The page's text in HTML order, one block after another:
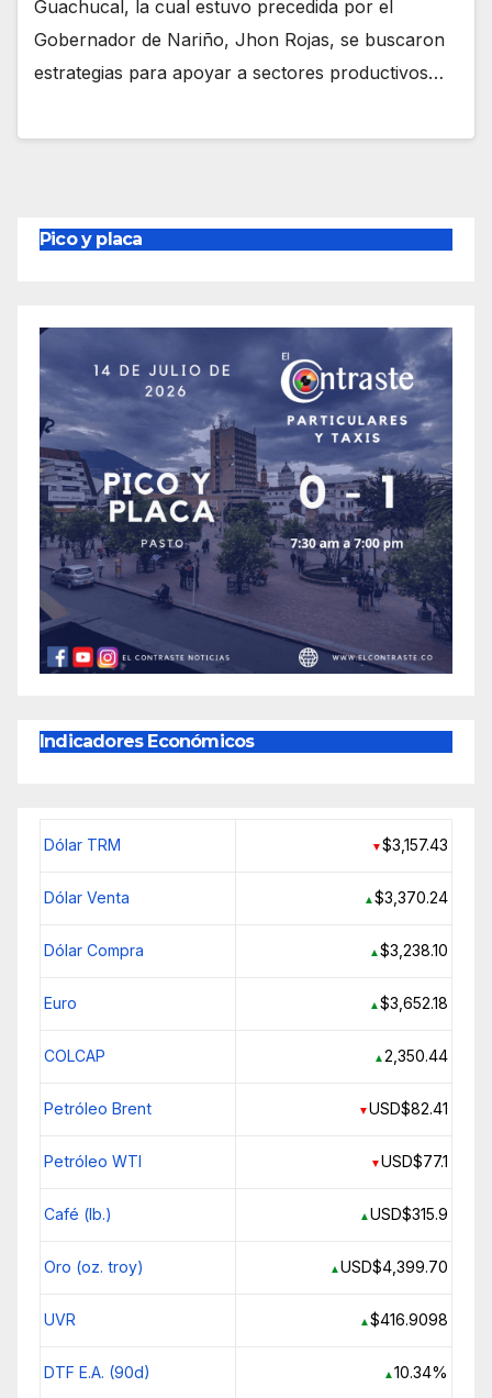
Guachucal, la cual estuvo precedida por el
Gobernador de Nariño, Jhon Rojas, se buscaron
estrategias para apoyar a sectores productivos…
Pico y placa
Indicadores Económicos
Dólar TRM ▼$3,157.43
Dólar Venta ▲$3,370.24
Dólar Compra ▲$3,238.10
Euro ▲$3,652.18
COLCAP ▲2,350.44
Petróleo Brent ▼USD$82.41
Petróleo WTI ▼USD$77.1
Café (lb.) ▲USD$315.9
Oro (oz. troy) ▲USD$4,399.70
UVR ▲$416.9098
DTF E.A. (90d) ▲10.34%